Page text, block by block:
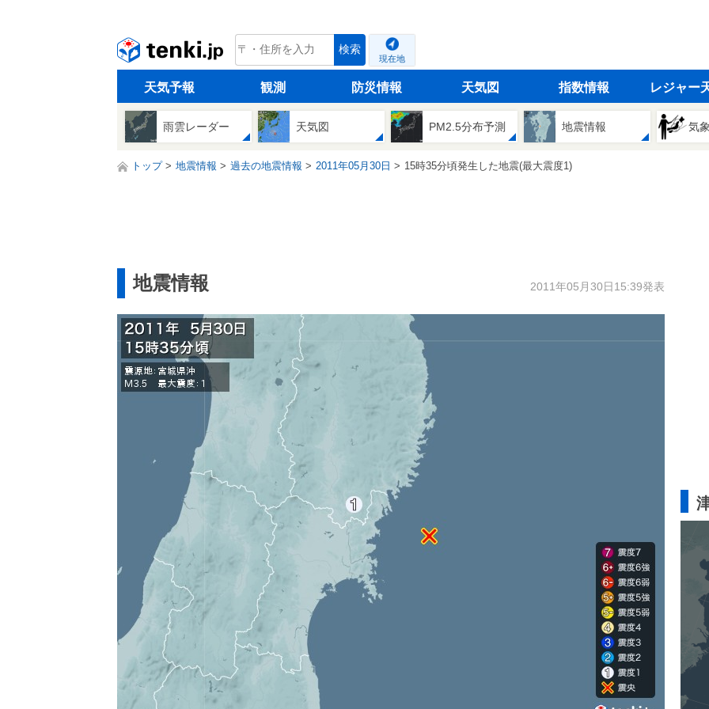
tenki.jp 検索
現在地
天気予報 観測 防災情報 天気図 指数情報 レジャー
雨雲レーダー 天気図 PM2.5分布予測 地震情報 気
トップ 地震情報 過去の地震情報 2011年05月30日 15時35分頃発生した地震(最大震度1)
地震情報 2011年05月30日15:39発表